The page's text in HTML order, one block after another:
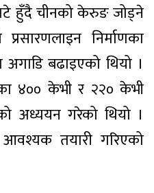
हुँदै चीनको केरुङ जोड्ने
निर्माणका
बढाइएको थियो ।
४०० केभी र २२० केभी
अध्ययन गरेको थियो ।
तयारी गरिएको